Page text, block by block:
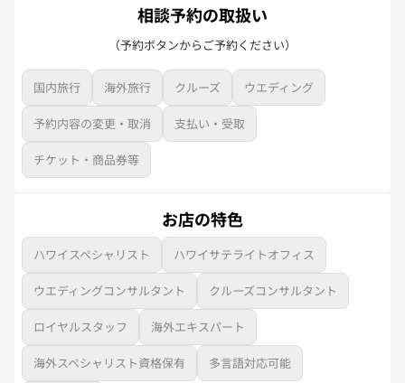
相談予約の取扱い
（予約ボタンからご予約ください）
国内旅行 海外旅行 クルーズ ウエディング
予約内容の変更・取消 支払い・受取
チケット・商品券等
お店の特色
ハワイスペシャリスト ハワイサテライトオフィス
ウエディングコンサルタント クルーズコンサルタント
ロイヤルスタッフ 海外エキスパート
海外スペシャリスト資格保有 多言語対応可能